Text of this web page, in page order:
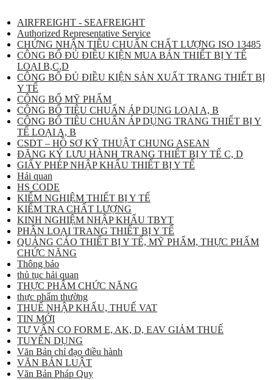
AIRFREIGHT - SEAFREIGHT
Authorized Representative Service
CHỨNG NHẬN TIÊU CHUẨN CHẤT LƯỢNG ISO 13485
CÔNG BỐ ĐỦ ĐIỀU KIỆN MUA BÁN THIẾT BỊ Y TẾ
LOẠI B,C,D
CÔNG BỐ ĐỦ ĐIỀU KIỆN SẢN XUẤT TRANG THIẾT BỊ
Y TẾ
CÔNG BỐ MỸ PHẨM
CÔNG BỐ TIÊU CHUẨN ÁP DỤNG LOẠI A, B
CÔNG BỐ TIÊU CHUẨN ÁP DỤNG TRANG THIẾT BỊ Y
TẾ LOẠI A, B
CSDT – HỒ SƠ KỸ THUẬT CHUNG ASEAN
ĐĂNG KÝ LƯU HÀNH TRANG THIẾT BỊ Y TẾ C, D
GIẤY PHÉP NHẬP KHẨU THIẾT BỊ Y TẾ
Hải quan
HS CODE
KIỂM NGHIỆM THIẾT BỊ Y TẾ
KIỂM TRA CHẤT LƯỢNG
KINH NGHIỆM NHẬP KHẨU TBYT
PHÂN LOẠI TRANG THIẾT BỊ Y TẾ
QUẢNG CÁO THIẾT BỊ Y TẾ, MỸ PHẨM, THỰC PHẨM
CHỨC NĂNG
Thông báo
thủ tục hải quan
THỰC PHẨM CHỨC NĂNG
thực phẩm thường
THUẾ NHẬP KHẨU, THUẾ VAT
TIN MỚI
TƯ VẤN CO FORM E, AK, D, EAV GIẢM THUẾ
TUYỂN DỤNG
Văn Bản chỉ đạo điều hành
VĂN BẢN LUẬT
Văn Bản Pháp Quy